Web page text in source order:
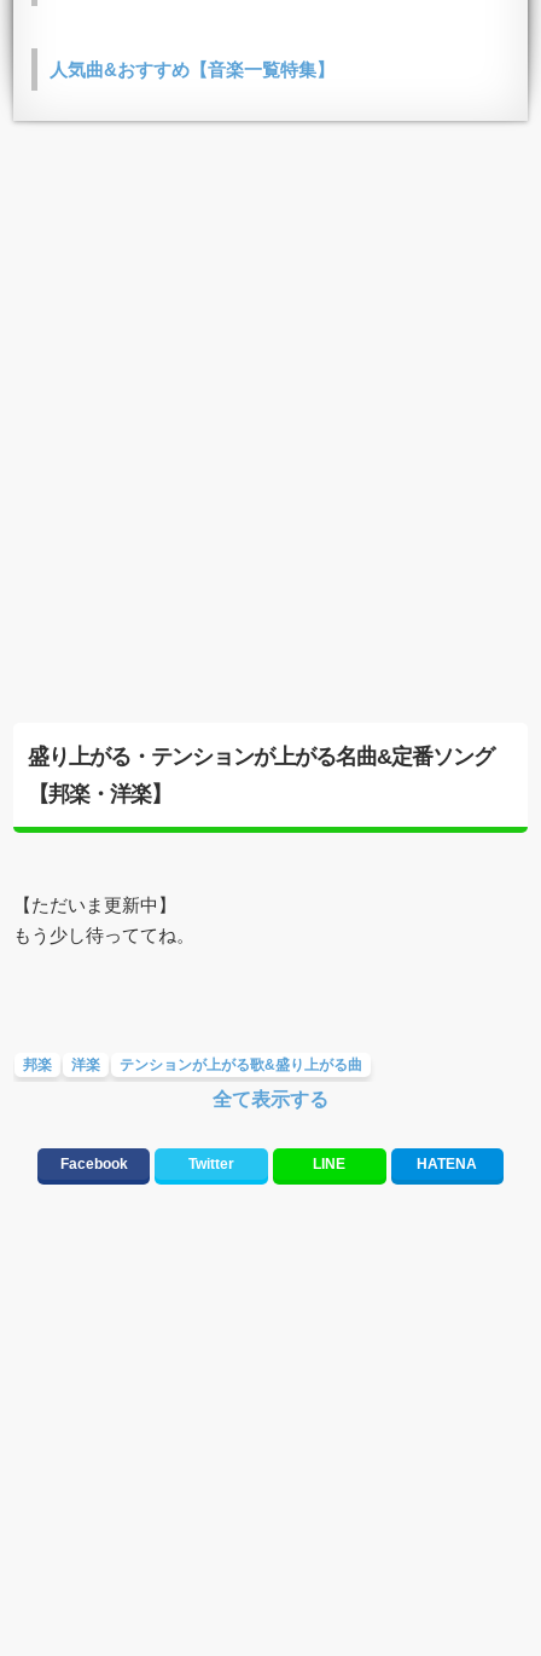
人気曲&おすすめ【音楽一覧特集】
盛り上がる・テンションが上がる名曲&定番ソング
【邦楽・洋楽】
【ただいま更新中】
もう少し待っててね。
邦楽 洋楽 テンションが上がる歌&盛り上がる曲
人気曲&おすすめ
全て表示する
Facebook Twitter LINE HATENA